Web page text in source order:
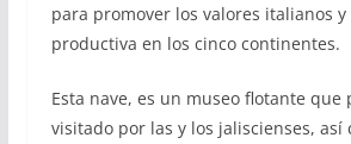
para promover los valores italianos y
productiva en los cinco continentes.
Esta nave, es un museo flotante que
visitado por las y los jaliscienses, así